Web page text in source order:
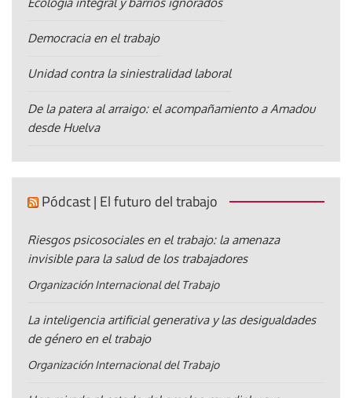
Democracia en el trabajo
Unidad contra la siniestralidad laboral
De la patera al arraigo: el acompañamiento a Amadou
desde Huelva
Pódcast | El futuro del trabajo
Riesgos psicosociales en el trabajo: la amenaza
invisible para la salud de los trabajadores
Organización Internacional del Trabajo
La inteligencia artificial generativa y las desigualdades
de género en el trabajo
Organización Internacional del Trabajo